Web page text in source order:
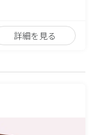
詳細を見る